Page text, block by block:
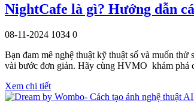
NightCafe là gì? Hướng dẫn
08-11-2024 1034 0
Bạn đam mê nghệ thuật kỹ thuật số và muốn
vài bước đơn giản. Hãy cùng HVMO khám phá
Xem chi tiết